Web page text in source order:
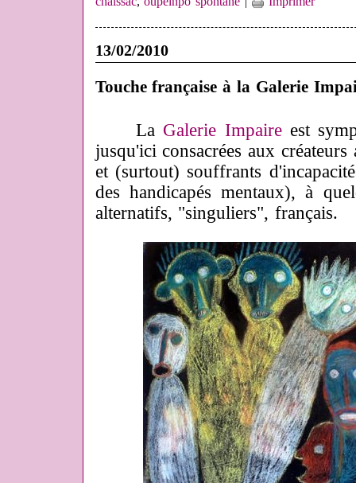
13/02/2010
Touche française à la Galerie
La Galerie Impaireest
jusqu'ici consacrées aux
et (surtout) souffrants
des handicapés mentaux), à
alternatifs, "singuliers", français.